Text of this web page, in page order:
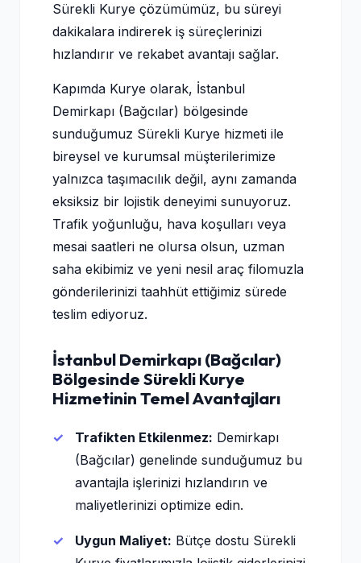
Sürekli Kurye çözümümüz, bu süreyi
dakikalara indirerek iş süreçlerinizi
hızlandırır ve rekabet avantajı sağlar.
Kapımda Kurye olarak, İstanbul
Demirkapı (Bağcılar) bölgesinde
sunduğumuz Sürekli Kurye hizmeti ile
bireysel ve kurumsal müşterilerimize
yalnızca taşımacılık değil, aynı zamanda
eksiksiz bir lojistik deneyimi sunuyoruz.
Trafik yoğunluğu, hava koşulları veya
mesai saatleri ne olursa olsun, uzman
saha ekibimiz ve yeni nesil araç filomuzla
gönderilerinizi taahhüt ettiğimiz sürede
teslim ediyoruz.
İstanbul Demirkapı (Bağcılar)
Bölgesinde Sürekli Kurye
Hizmetinin Temel Avantajları
Trafikten Etkilenmez: Demirkapı
(Bağcılar) genelinde sunduğumuz bu
avantajla işlerinizi hızlandırın ve
maliyetlerinizi optimize edin.
Uygun Maliyet: Bütçe dostu Sürekli